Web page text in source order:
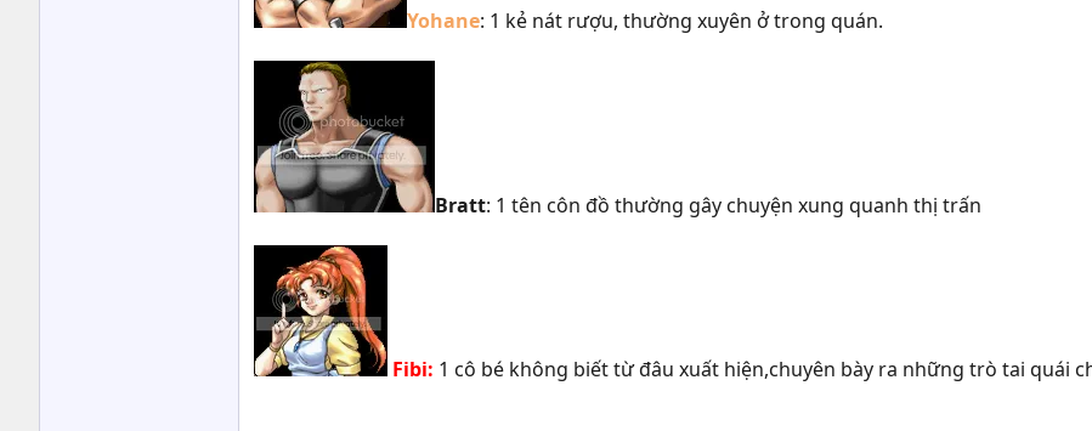
Yohane: 1 kẻ nát rượu, thường xuyên ở trong quán.
Bratt: 1 tên côn đồ thường gây chuyện xung quanh thị trấn
Fibi: 1 cô bé không biết từ đâu xuất hiện,chuyên bày ra những trò tai quái